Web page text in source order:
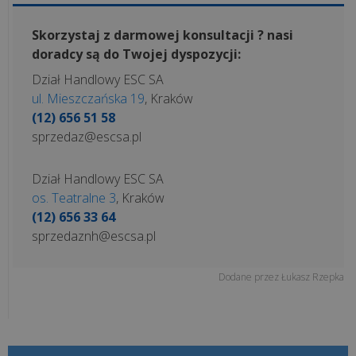
Dlaczego
responsywność
strony
internetowej
jest
kluczem
stworzyć
Strona
Skorzystaj z darmowej konsultacji ? nasi
doradcy są do Twojej dyspozycji:
Dział Handlowy ESC SA
ul. Mieszczańska 19, Kraków
(12) 656 51 58
sprzedaz@escsa.pl
Dział Handlowy ESC SA
os. Teatralne 3, Kraków
(12) 656 33 64
sprzedaznh@escsa.pl
Dodane przez Łukasz Rzepka